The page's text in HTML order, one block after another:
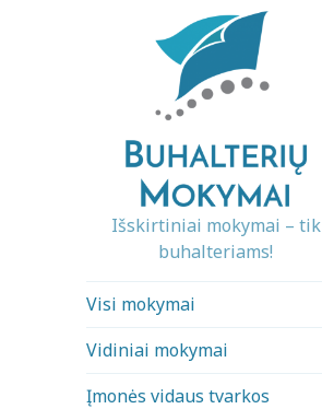
Išskirtiniai mokymai – tik
buhalteriams!
Visi mokymai
Vidiniai mokymai
Įmonės vidaus tvarkos